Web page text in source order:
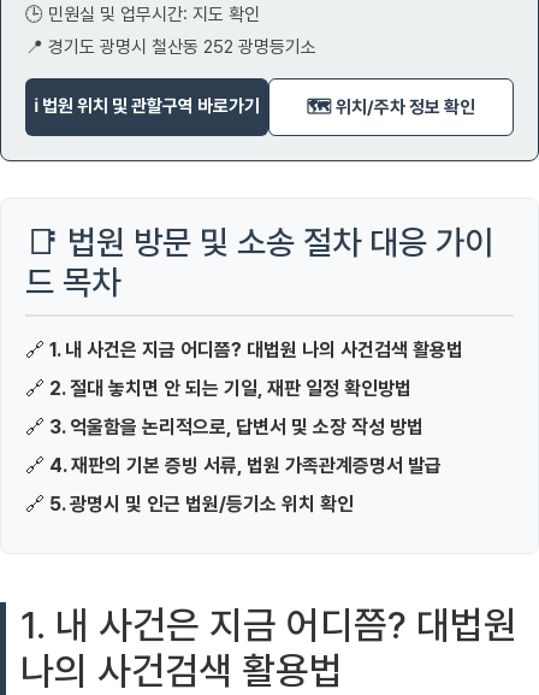
🕒 민원실 및 업무시간: 지도 확인
📍 경기도 광명시 철산동 252 광명등기소
ℹ️ 법원 위치 및 관할구역 바로가기 🗺️ 위치/주차 정보 확인
📑 법원 방문 및 소송 절차 대응 가이
드 목차
🔗 1. 내 사건은 지금 어디쯤? 대법원 나의 사건검색 활용법
🔗 2. 절대 놓치면 안 되는 기일, 재판 일정 확인방법
🔗 3. 억울함을 논리적으로, 답변서 및 소장 작성 방법
🔗 4. 재판의 기본 증빙 서류, 법원 가족관계증명서 발급
🔗 5. 광명시 및 인근 법원/등기소 위치 확인
1. 내 사건은 지금 어디쯤? 대법원
나의 사건검색 활용법